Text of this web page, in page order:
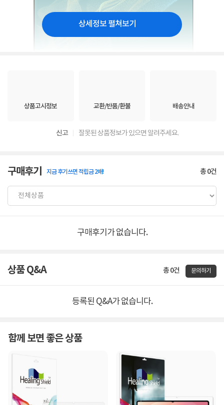
상세정보 펼쳐보기
상품고시정보 교환/반품/환불 배송안내
신고 잘못된 상품정보가 있으면 알려주세요.
구매후기 지금 후기쓰면 적립금 2배! 총0건
구매후기가 없습니다.
상품 Q&A 총 0건 문의하기
등록된 Q&A가 없습니다.
함께 보면 좋은 상품